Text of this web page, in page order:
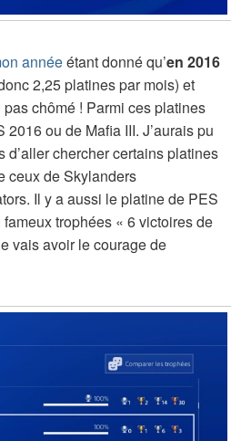
annéeétant donné qu’en 2016
2,25 platines par mois) et
chômé ! Parmi ces platines
ou de Mafia III. J’aurais pu
d’aller chercher certains platines
ceux de Skylanders
Il y a aussi le platine de PES
trophées « 6 victoires de
vais avoir le courage de